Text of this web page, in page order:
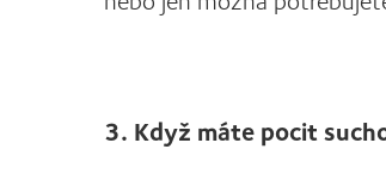
3. Když máte pocit